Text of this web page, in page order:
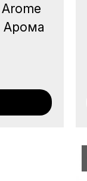
Арома